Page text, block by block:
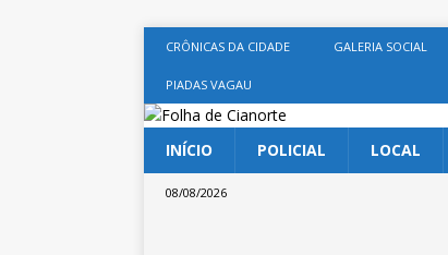
CRÔNICAS DA CIDADE GALERIA SOCIAL
PIADAS VAGAU
INÍCIO POLICIAL LOCAL
08/08/2026